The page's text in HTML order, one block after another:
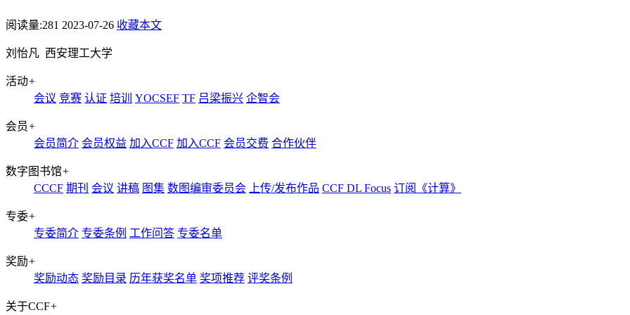
阅读量:281 2023-07-26 收藏本文
刘怡凡 西安理工大学
活动+
会议 竞赛 认证 培训 YOCSEF TF 吕梁振兴 企智会
会员+
会员简介 会员权益 加入CCF 加入CCF 会员交费 合作伙伴
数字图书馆+
CCCF 期刊 会议 讲稿 图集 数图编审委员会 上传/发布作品 CCF DL Focus 订阅《计算》
专委+
专委简介 专委条例 工作问答 专委名单
奖励+
奖励动态 奖励目录 历年获奖名单 奖项推荐 评奖条例
关于CCF+